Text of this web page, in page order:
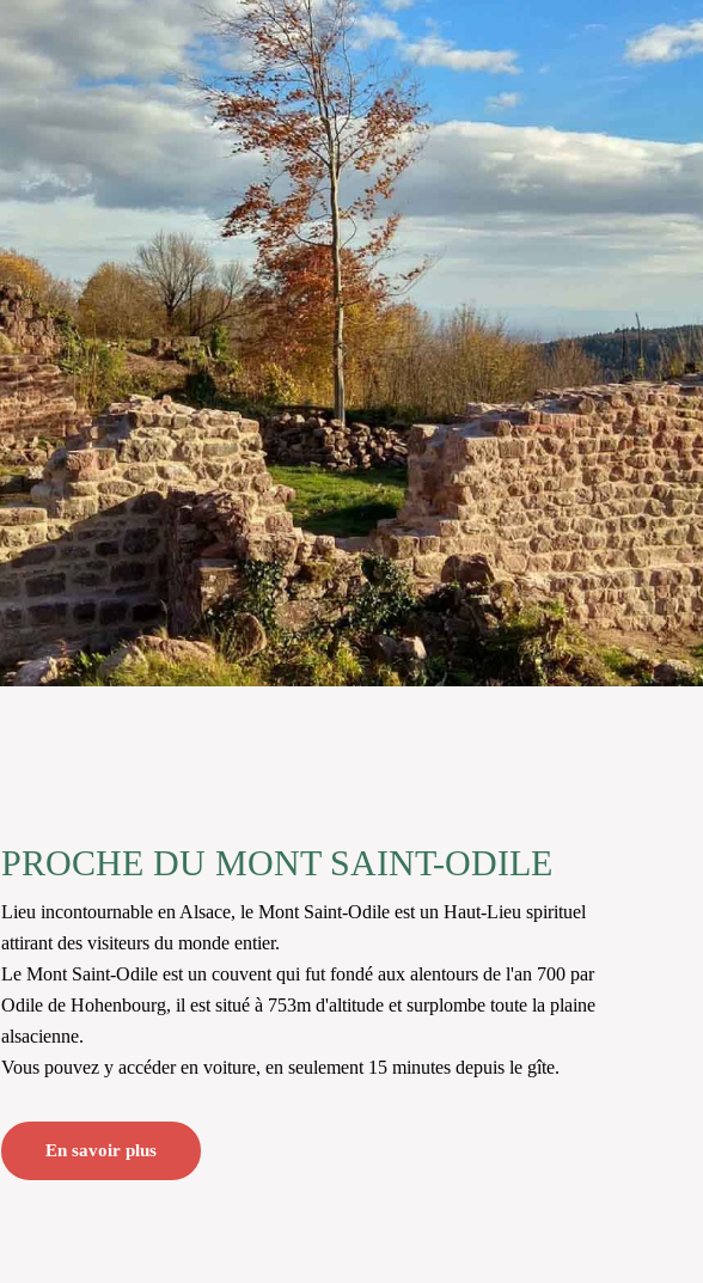
PROCHE DU MONT SAINT-ODILE
Lieu incontournable en Alsace, le Mont Saint-Odile est un Haut-Lieu spirituel
attirant des visiteurs du monde entier.
Le Mont Saint-Odile est un couvent qui fut fondé aux alentours de l'an 700 par
Odile de Hohenbourg, il est situé à 753m d'altitude et surplombe toute la plaine
alsacienne.
Vous pouvez y accéder en voiture, en seulement 15 minutes depuis le gîte.
En savoir plus